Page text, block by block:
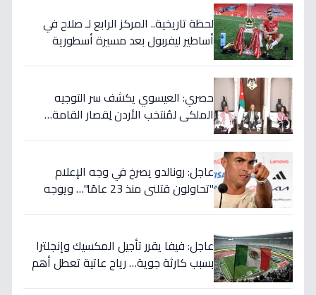
لحظة تاريخية.. المركز الرابع لـ صلاح في
أساطير ليفربول بعد مسيرة أسطورية
حصري: العيسوي يكشف سر التوجيه
الملكي لمُنتخب الأردن لِقصار القامة…
عاجل: رونالدو يصرخ في وجه الإعلام
"تحاولون قتلني منذ 23 عامًا"… ويوجه
عاجل: فيفا يقرر تأجيل المكسيك وإنجلترا
بسبب كارثة جوية… رياح عاتية تعطل أهم